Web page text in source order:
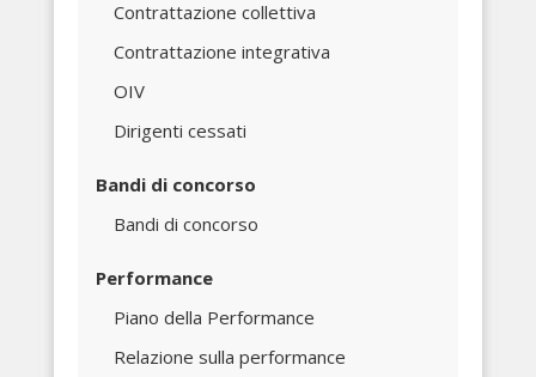
Contrattazione collettiva
Contrattazione integrativa
OIV
Dirigenti cessati
Bandi di concorso
Bandi di concorso
Performance
Piano della Performance
Relazione sulla performance